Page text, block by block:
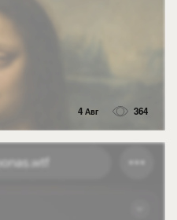
4 Авг 364